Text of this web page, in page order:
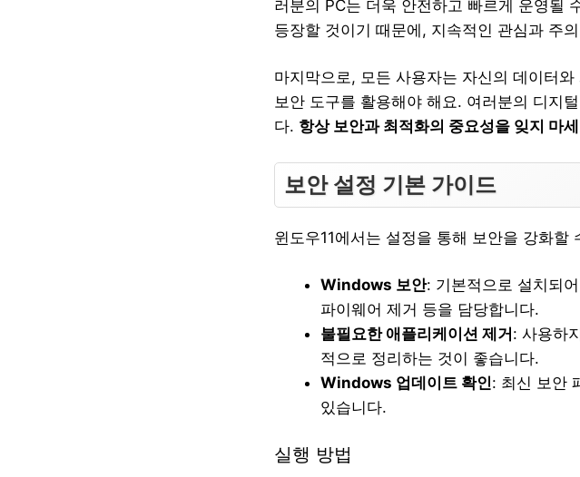
러분의 PC는 더욱 안전하고 빠르게 운영될
등장할 것이기 때문에, 지속적인 관심과 주
마지막으로, 모든 사용자는 자신의 데이터
보안 도구를 활용해야 해요. 여러분의 디지
다. 항상 보안과 최적화의 중요성을 잊지 마
보안 설정 기본 가이드
윈도우11에서는 설정을 통해 보안을 강화할
Windows 보안: 기본적으로 설치되
파이웨어 제거 등을 담당합니다.
불필요한 애플리케이션 제거 : 사용하
적으로 정리하는 것이 좋습니다.
Windows 업데이트 확인: 최신 보안
있습니다.
실행 방법